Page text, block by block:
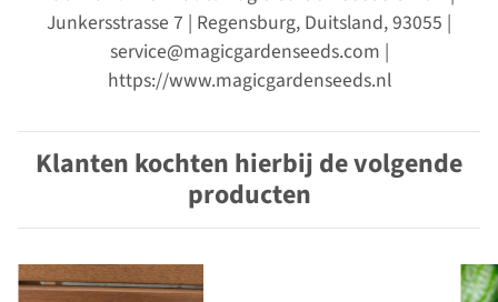
Junkersstrasse 7 | Regensburg, Duitsland, 93055 |
service@magicgardenseeds.com |
https://www.magicgardenseeds.nl
Klanten kochten hierbij de volgende
producten